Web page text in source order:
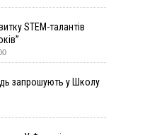
На громадських
як вирішити
профілактичне
останні
найбільшу спеку за
STEM-талантів
запрошують у Школу